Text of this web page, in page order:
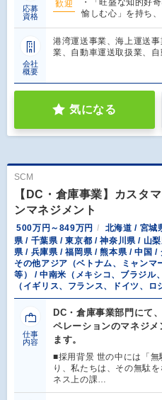
応募
資格
歓迎
・「旺盛な知的好
愉しむ心」を持ち
会社
概要
港湾運送事業、海上運送
業、自動車運送取扱業、
気になる
SCM
【DC・倉庫事業】カスタ
ンマネジメント
500万円～849万円
北海道 / 宮城
県 / 千葉県 / 東京都 / 神奈川県 / 山
県 / 兵庫県 / 福岡県 / 熊本県 / 中国
その他アジア（ベトナム、ミャン
等） / 中南米（メキシコ、ブラジル
（イギリス、フランス、ドイツ、ロ
仕事
内容
DC・倉庫事業部門にて
ペレーションのマネジ
ます。
■採用背景 世の中には「
り、私たちは、その無駄
ネス上の課…